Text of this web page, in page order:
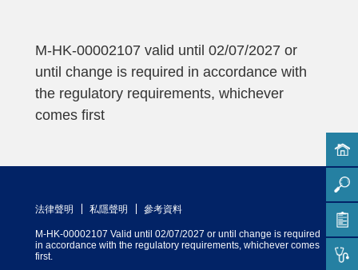
M-HK-00002107 valid until 02/07/2027 or
until change is required in accordance with
the regulatory requirements, whichever
comes first
M-HK-00002107 Valid until 02/07/2027 or until change is required
in accordance with the regulatory requirements, whichever comes
first.
法律聲明 私隱聲明 參考資料